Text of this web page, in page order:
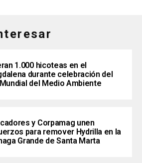
1.000 hicoteas en el
durante celebración del
del Medio Ambiente
y Corpamag unen
para remover Hydrilla en la
Grande de Santa Marta